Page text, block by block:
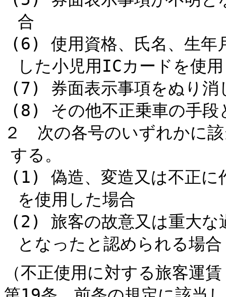
合
(6) 使用資格、氏名、生年
した小児用ICカードを使
(7) 券面表示事項をぬり消
(8) その他不正乗車の手段
２ 次の各号のいずれかに
する。
(1) 偽造、変造又は不正に
を使用した場合
(2) 旅客の故意又は重大な
となったと認められる場合
（不正使用に対する旅客運